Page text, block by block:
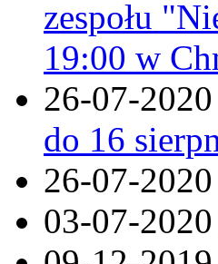
zespołu
19:00 w
26-07-2020
do 16
26-07-2020
03-07-2020